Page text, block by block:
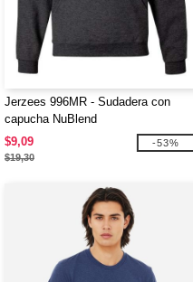
Jerzees 996MR - Sudadera con
capucha NuBlend
$9,09
$19,30
-53%